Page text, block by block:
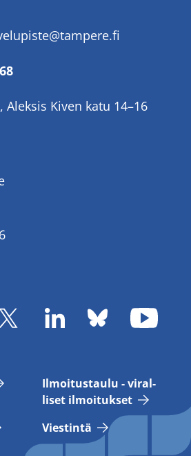
Kiven katu 14–16
Il­moi­tus­tau­lu - vi­ral­
li­set il­moi­tuk­set
Vies­tin­tä